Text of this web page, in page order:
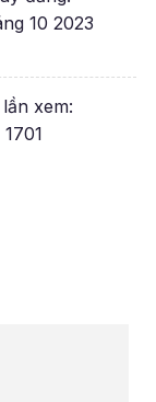
10 2023
xem:
1701